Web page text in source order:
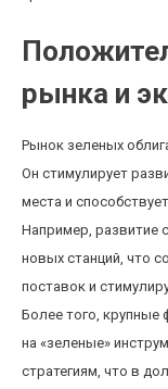
рынка и
Рынок зеленых
Он стимулирует
места и
Например, развитие
новых станций, что
поставок и
Более того, крупные
на «зеленые»
стратегиям, что в